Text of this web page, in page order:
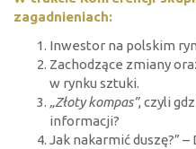
zagadnieniach:
Inwestor na polskim
Zachodzące zmiany
w rynku sztuki.
„Złoty kompas”, czyli
informacji?
Jak nakarmić duszę?”